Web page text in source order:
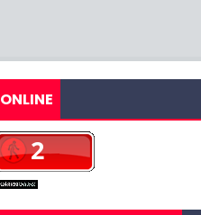
ONLINE